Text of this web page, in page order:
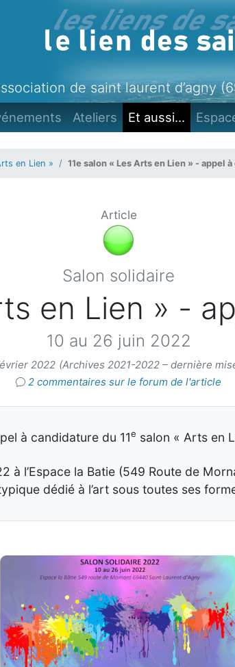
de saint laurent d’agny
Ateliers Et aussi...
en Lien » 11e salon « Les Arts en Lien » - appel
Article
Salon solidaire
en Lien » -
10 au 26 juin 2022
2022 (Archives 2021-2022 – dernière
2 commentaires sur le forum de l'article
à candidature du 11e salon « Arts en
à l’Espace la Batie (549 Route de
dédié à l’art sous toutes ses